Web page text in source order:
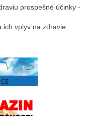
prospešné účinky -
ich vplyv na zdravie